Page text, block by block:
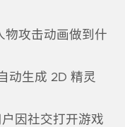
物攻击动画做到什
动生成 2D 精灵
因社交打开游戏